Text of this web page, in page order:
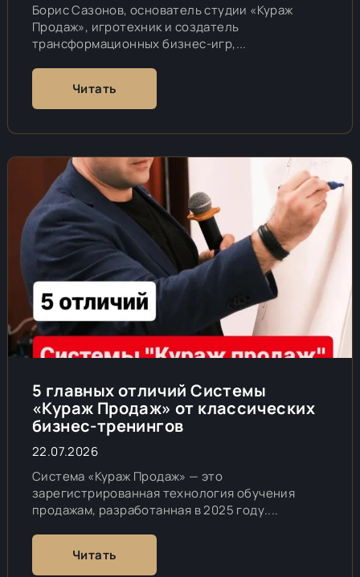
Борис Сазонов, основатель студии «Кураж
Продаж», игротехник и создатель
трансформационных бизнес-игр,...
Читать
5 главных отличий Системы
«Кураж Продаж» от классических
бизнес-тренингов
22.07.2026
Система «Кураж Продаж» — это
зарегистрированная технология обучения
продажам, разработанная в 2025 году....
Читать